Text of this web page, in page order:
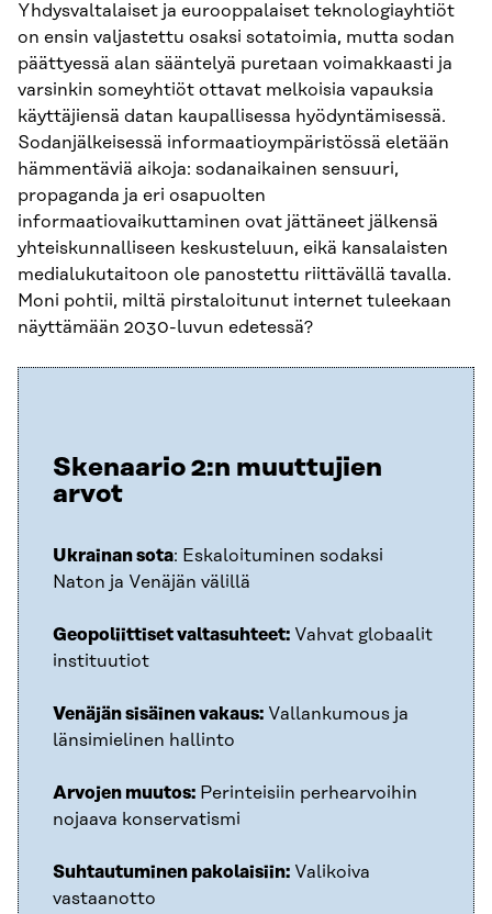
Yhdysvaltalaiset ja eurooppalaiset teknologiayhtiöt
on ensin valjastettu osaksi sotatoimia, mutta sodan
päättyessä alan sääntelyä puretaan voimakkaasti ja
varsinkin someyhtiöt ottavat melkoisia vapauksia
käyttäjiensä datan kaupallisessa hyödyntämisessä.
Sodanjälkeisessä informaatioympäristössä eletään
hämmentäviä aikoja: sodanaikainen sensuuri,
propaganda ja eri osapuolten
informaatiovaikuttaminen ovat jättäneet jälkensä
yhteiskunnalliseen keskusteluun, eikä kansalaisten
medialukutaitoon ole panostettu riittävällä tavalla.
Moni pohtii, miltä pirstaloitunut internet tuleekaan
näyttämään 2030-luvun edetessä?
Skenaario 2:n muuttujien
arvot
Ukrainan sota: Eskaloituminen sodaksi
Naton ja Venäjän välillä
Geopoliittiset valtasuhteet: Vahvat globaalit
instituutiot
Venäjän sisäinen vakaus: Vallankumous ja
länsimielinen hallinto
Arvojen muutos: Perinteisiin perhearvoihin
nojaava konservatismi
Suhtautuminen pakolaisiin: Valikoiva
vastaanotto